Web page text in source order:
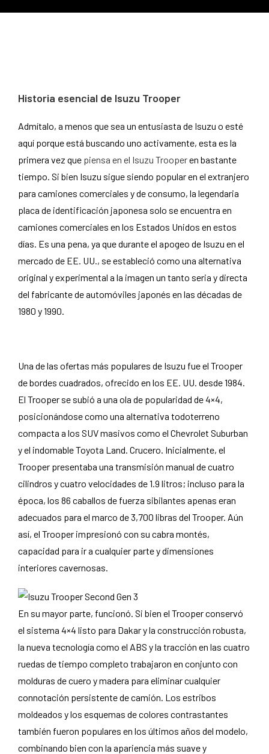
Historia esencial de Isuzu Trooper
Admítalo, a menos que sea un entusiasta de Isuzu o esté
aquí porque está buscando uno activamente, esta es la
primera vez que piensa en el Isuzu Trooperen bastante
tiempo. Si bien Isuzu sigue siendo popular en el extranjero
para camiones comerciales y de consumo, la legendaria
placa de identificación japonesa solo se encuentra en
camiones comerciales en los Estados Unidos en estos
días. Es una pena, ya que durante el apogeo de Isuzu en el
mercado de EE. UU., se estableció como una alternativa
original y experimental a la imagen un tanto seria y directa
del fabricante de automóviles japonés en las décadas de
1980 y 1990.
Una de las ofertas más populares de Isuzu fue el Trooper
de bordes cuadrados, ofrecido en los EE. UU. desde 1984.
El Trooper se subió a una ola de popularidad de 4×4,
posicionándose como una alternativa todoterreno
compacta a los SUV masivos como el Chevrolet Suburban
y el indomable Toyota Land. Crucero. Inicialmente, el
Trooper presentaba una transmisión manual de cuatro
cilindros y cuatro velocidades de 1.9 litros; incluso para la
época, los 86 caballos de fuerza sibilantes apenas eran
adecuados para el marco de 3,700 libras del Trooper. Aún
así, el Trooper impresionó con su cabra montés,
capacidad para ir a cualquier parte y dimensiones
interiores cavernosas.
En su mayor parte, funcionó. Si bien el Trooper conservó
el sistema 4×4 listo para Dakar y la construcción robusta,
la nueva tecnología como el ABS y la tracción en las cuatro
ruedas de tiempo completo trabajaron en conjunto con
molduras de cuero y madera para eliminar cualquier
connotación persistente de camión. Los estribos
moldeados y los esquemas de colores contrastantes
también fueron populares en los últimos años del modelo,
combinando bien con la apariencia más suave y